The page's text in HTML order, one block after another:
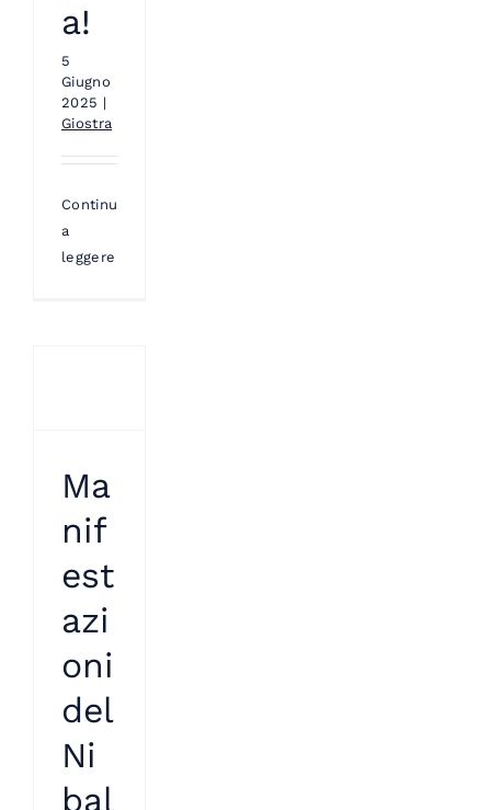
a!
5
Giugno
2025 |
Giostra
Continua
a
leggere
Ma
nif
est
azi
oni
del
Ni
bal